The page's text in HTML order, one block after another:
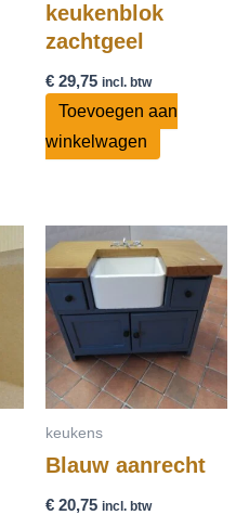
keukenblok
zachtgeel
€29,75 incl. btw
Toevoegen aan
winkelwagen
keukens
Blauw aanrecht
€20,75 incl. btw